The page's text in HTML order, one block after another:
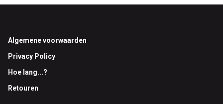
Footer
Algemene voorwaarden
Privacy Policy
Hoe lang...?
Retouren